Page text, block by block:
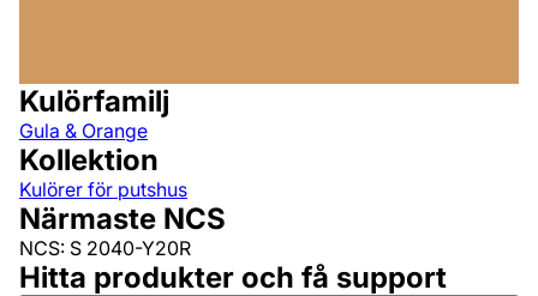
Kulörfamilj
Gula & Orange
Kollektion
Kulörer för putshus
Närmaste NCS
NCS: S 2040-Y20R
Hitta produkter och få support